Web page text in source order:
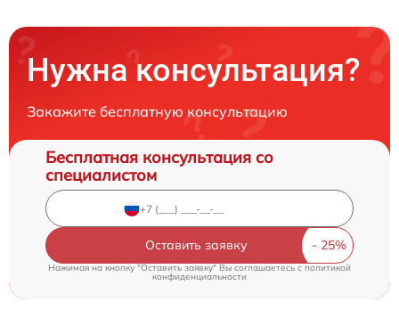
Нужна консультация?
Закажите бесплатную консультацию
Бесплатная консультация со
специалистом
Оставить заявку
Нажимая на кнопку "Оставить заявку" Вы соглашаетесь c политикой
конфиденциальности